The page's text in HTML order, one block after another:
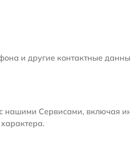
и другие контактные
Сервисами, включая